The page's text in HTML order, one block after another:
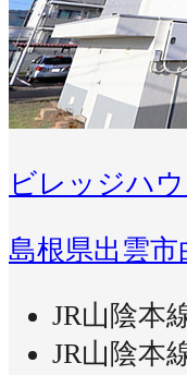
ビレッジハ
島根県出雲市
JR山陰本
JR山陰本